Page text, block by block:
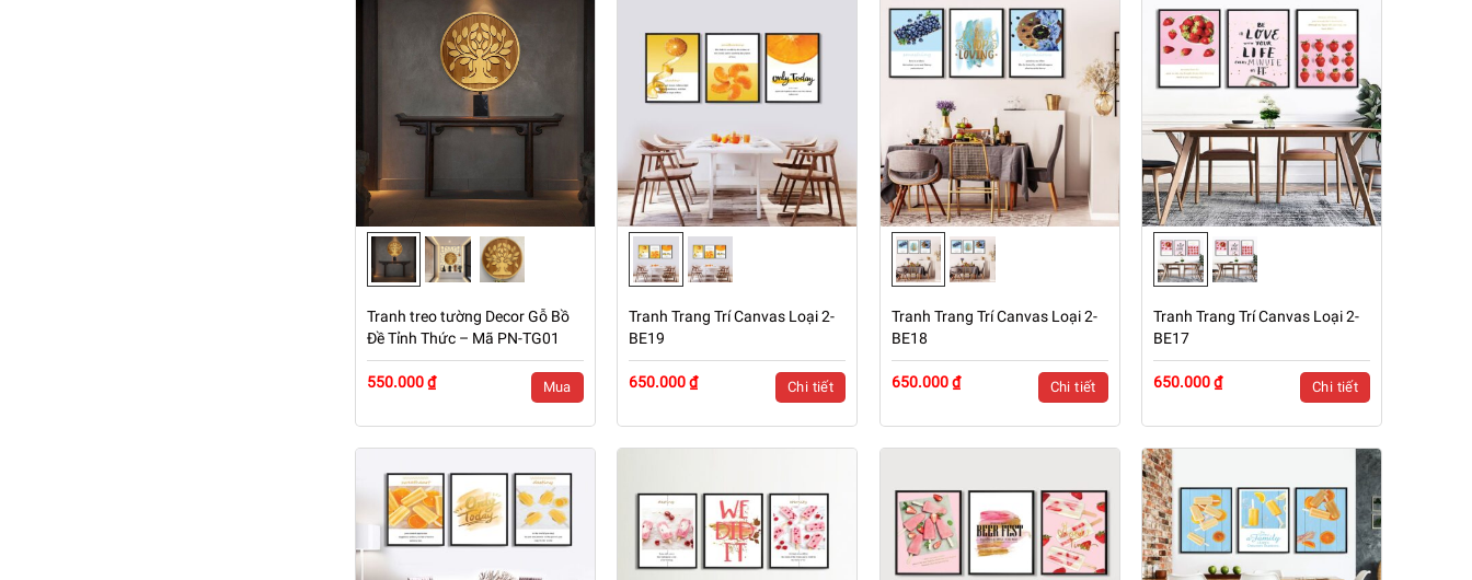
Tranh treo tường Decor Gỗ Bồ
Đề Tỉnh Thức – Mã PN-TG01
550.000 ₫ Mua
Tranh Trang Trí Canvas Loại 2-
BE19
650.000 ₫ Chi tiết
Tranh Trang Trí Canvas Loại 2-
BE18
650.000 ₫ Chi tiết
Tranh Trang Trí Canvas Loại 2-
BE17
650.000 ₫ Chi tiết